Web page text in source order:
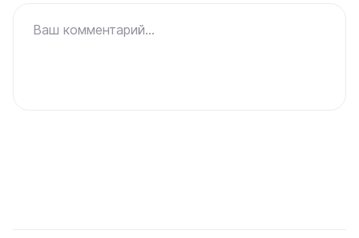
Ваш комментарий...